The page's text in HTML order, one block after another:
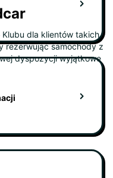
dla klientów takich
rezerwując samochody z
dyspozycji wyjątkowe